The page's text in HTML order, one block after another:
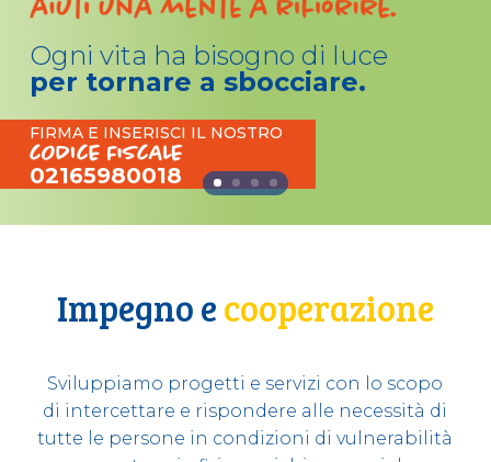
Ogni vita ha bisogno di luce
per tornare a sbocciare.
FIRMA E INSERISCI IL NOSTRO
CODICE FISCALE
02165980018
Impegno ecooperazione